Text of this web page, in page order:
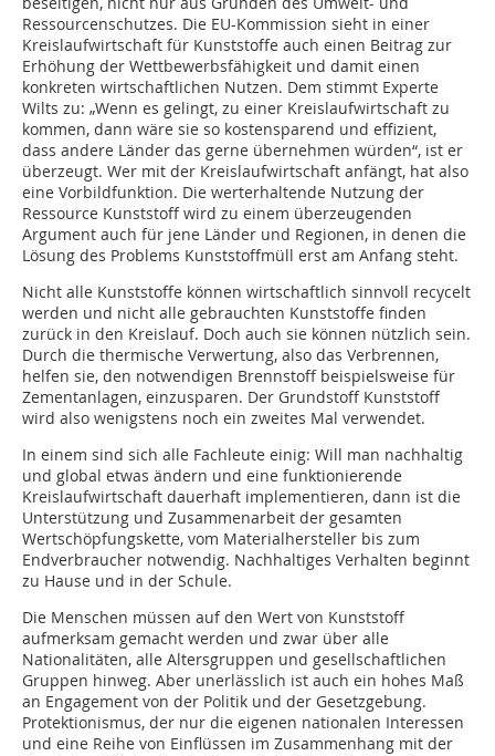
Ressourcenschutzes. Die EU-Kommission sieht in einer
Kreislaufwirtschaft für Kunststoffe auch einen Beitrag zur
Erhöhung der Wettbewerbsfähigkeit und damit einen
konkreten wirtschaftlichen Nutzen. Dem stimmt Experte
Wilts zu: „Wenn es gelingt, zu einer Kreislaufwirtschaft zu
kommen, dann wäre sie so kostensparend und effizient,
dass andere Länder das gerne übernehmen würden“, ist er
überzeugt. Wer mit der Kreislaufwirtschaft anfängt, hat also
eine Vorbildfunktion. Die werterhaltende Nutzung der
Ressource Kunststoff wird zu einem überzeugenden
Argument auch für jene Länder und Regionen, in denen die
Lösung des Problems Kunststoffmüll erst am Anfang steht.
Nicht alle Kunststoffe können wirtschaftlich sinnvoll recycelt
werden und nicht alle gebrauchten Kunststoffe finden
zurück in den Kreislauf. Doch auch sie können nützlich sein.
Durch die thermische Verwertung, also das Verbrennen,
helfen sie, den notwendigen Brennstoff beispielsweise für
Zementanlagen, einzusparen. Der Grundstoff Kunststoff
wird also wenigstens noch ein zweites Mal verwendet.
In einem sind sich alle Fachleute einig: Will man nachhaltig
und global etwas ändern und eine funktionierende
Kreislaufwirtschaft dauerhaft implementieren, dann ist die
Unterstützung und Zusammenarbeit der gesamten
Wertschöpfungskette, vom Materialhersteller bis zum
Endverbraucher notwendig. Nachhaltiges Verhalten beginnt
zu Hause und in der Schule.
Die Menschen müssen auf den Wert von Kunststoff
aufmerksam gemacht werden und zwar über alle
Nationalitäten, alle Altersgruppen und gesellschaftlichen
Gruppen hinweg. Aber unerlässlich ist auch ein hohes Maß
an Engagement von der Politik und der Gesetzgebung.
Protektionismus, der nur die eigenen nationalen Interessen
und eine Reihe von Einflüssen im Zusammenhang mit der